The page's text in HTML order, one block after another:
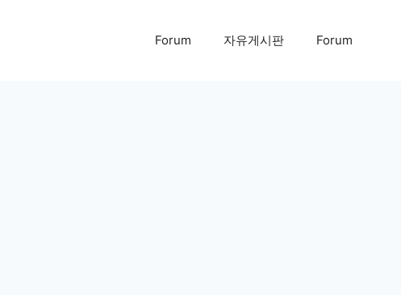
Forum 자유게시판 Forum